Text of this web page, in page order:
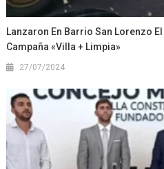
Lanzaron En Barrio San Lorenzo
Campaña «Villa + Limpia»
27/07/2024